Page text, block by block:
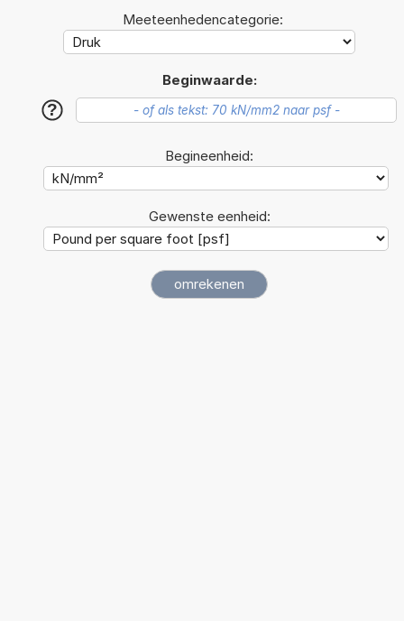
Meeteenhedencategorie:
Beginwaarde:
?
Begineenheid:
Gewenste eenheid: